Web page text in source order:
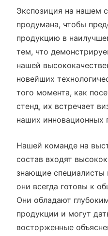
Экспозиция на нашем
продумана, чтобы
продукцию в
тем, что
нашей
новейших
того момента, как
стенд, их встречает
наших инновационных
Нашей команде на
состав входят
знающие специалисты
они всегда готовы к
Они обладают
продукции и могут
восторженные